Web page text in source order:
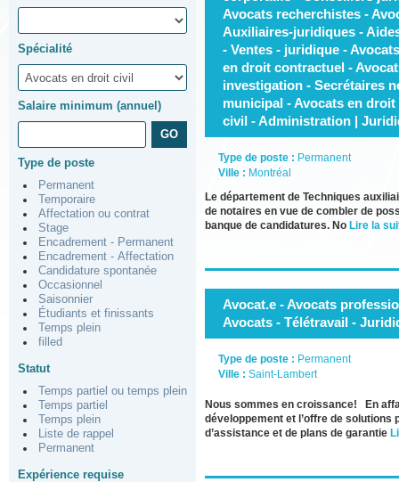
Spécialité
Salaire minimum (annuel)
Type de poste
Permanent
Temporaire
Affectation ou contrat
Stage
Encadrement - Permanent
Encadrement - Affectation
Candidature spontanée
Occasionnel
Saisonnier
Étudiants et finissants
Temps plein
filled
Statut
Temps partiel ou temps plein
Temps partiel
Temps plein
Liste de rappel
Permanent
Expérience requise
Avocats recherchistes -
Auxiliaires-juridiques -
- Ventes - juridique -
en droit contractuel -
investigation - Secrétaires
municipal - Avocats en
civil - Administration |
Type de poste : Permanent
Ville : Montréal
Le département de Techniques
de notaires en vue de combler de
banque de candidatures. No Lire la
Avocat.e - Avocats
Avocats - Télétravail -
Type de poste : Permanent
Ville : Saint-Lambert
Nous sommes en croissance! En
développement et l’offre de
d’assistance et de plans de garantie